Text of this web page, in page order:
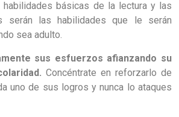
habilidades básicas de la lectura y las
serán las habilidades que le serán
sea adulto.
sus esfuerzos afianzando su
Concéntrate en reforzarlo de
uno de sus logros y nunca lo ataques